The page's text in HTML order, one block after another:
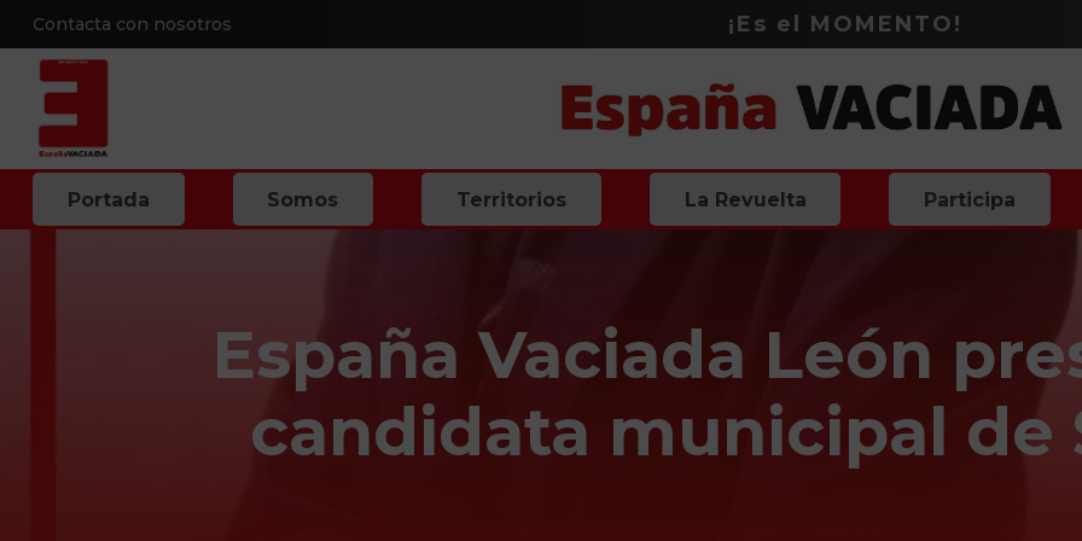
Contacta con nosotros ¡Es el MOMENTO!
Portada Somos Territorios La Revuelta Participa
España Vaciada León
candidata municipal de